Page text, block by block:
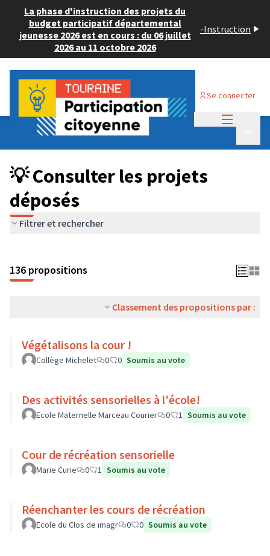
La phase d'instruction des projets du
budget participatif départemental
jeunesse 2026 est en cours : du 06 juillet
2026 au 11 octobre 2026
-Instruction
Se connecter
Budget Participatif JEUNESSE 2024
💡 Consulter les projets déposés
💡 Consulter les projets
déposés
Filtrer et rechercher
136 propositions
Classement des propositions par :
Végétalisons la cour !
Collège Michelet 0 0 Soumis au vote
Des activités sensorielles à l'école!
Ecole Maternelle Marceau Courier 0 1 Soumis au vote
Cour de récréation sensorielle
Marie Curie 0 1 Soumis au vote
Réenchanter les cours de récréation
Ecole du Clos de imagr 0 0 Soumis au vote